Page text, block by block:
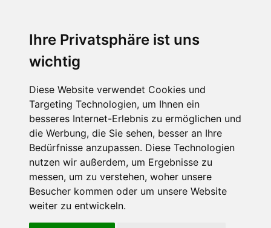
Ihre Privatsphäre ist uns
wichtig
Diese Website verwendet Cookies und
Targeting Technologien, um Ihnen ein
besseres Internet-Erlebnis zu ermöglichen und
die Werbung, die Sie sehen, besser an Ihre
Bedürfnisse anzupassen. Diese Technologien
nutzen wir außerdem, um Ergebnisse zu
messen, um zu verstehen, woher unsere
Besucher kommen oder um unsere Website
weiter zu entwickeln.